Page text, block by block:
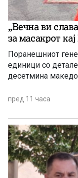
„Вечна ви
за масакрот
Поранешниот
единици со
десетмина
пред 11 часа